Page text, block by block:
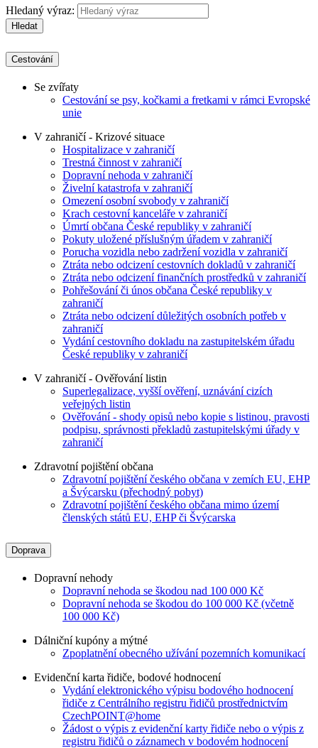
Hledaný výraz:
Hledat
Cestování
Se zvířaty
Cestování se psy, kočkami a fretkami v rámci Evropské
unie
V zahraničí - Krizové situace
Hospitalizace v zahraničí
Trestná činnost v zahraničí
Dopravní nehoda v zahraničí
Živelní katastrofa v zahraničí
Omezení osobní svobody v zahraničí
Krach cestovní kanceláře v zahraničí
Úmrtí občana České republiky v zahraničí
Pokuty uložené příslušným úřadem v zahraničí
Porucha vozidla nebo zadržení vozidla v zahraničí
Ztráta nebo odcizení cestovních dokladů v zahraničí
Ztráta nebo odcizení finančních prostředků v zahraničí
Pohřešování či únos občana České republiky v
zahraničí
Ztráta nebo odcizení důležitých osobních potřeb v
zahraničí
Vydání cestovního dokladu na zastupitelském úřadu
České republiky v zahraničí
V zahraničí - Ověřování listin
Superlegalizace, vyšší ověření, uznávání cizích
veřejných listin
Ověřování - shody opisů nebo kopie s listinou, pravosti
podpisu, správnosti překladů zastupitelskými úřady v
zahraničí
Zdravotní pojištění občana
Zdravotní pojištění českého občana v zemích EU, EHP
a Švýcarsku (přechodný pobyt)
Zdravotní pojištění českého občana mimo území
členských států EU, EHP či Švýcarska
Doprava
Dopravní nehody
Dopravní nehoda se škodou nad 100 000 Kč
Dopravní nehoda se škodou do 100 000 Kč (včetně
100 000 Kč)
Dálniční kupóny a mýtné
Zpoplatnění obecného užívání pozemních komunikací
Evidenční karta řidiče, bodové hodnocení
Vydání elektronického výpisu bodového hodnocení
řidiče z Centrálního registru řidičů prostřednictvím
CzechPOINT@home
Žádost o výpis z evidenční karty řidiče nebo o výpis z
registru řidičů o záznamech v bodovém hodnocení